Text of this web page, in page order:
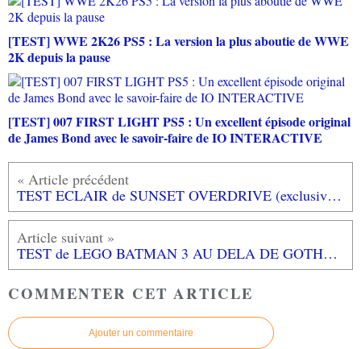
[TEST] WWE 2K26 PS5 : La version la plus aboutie de WWE
2K depuis la pause
[TEST] 007 FIRST LIGHT PS5 : Un excellent épisode original
de James Bond avec le savoir-faire de IO INTERACTIVE
TEST ECLAIR de SUNSET OVERDRIVE (exclusivité XBOX ONE): un INFAMOUS version DEAD SPACE urbain mais trop bourrin...
TEST de LEGO BATMAN 3 AU DELA DE GOTHAM (sur XBOX ONE): toujours aussi carré...
COMMENTER CET ARTICLE
Ajouter un commentaire